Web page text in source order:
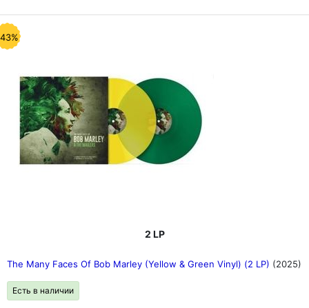
2 LP
The Many Faces Of Bob Marley (Yellow & Green Vinyl) (2 LP) (2025)
Есть в наличии